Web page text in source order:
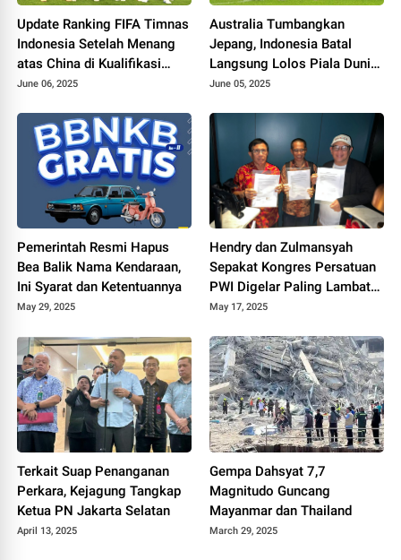
Update Ranking FIFA Timnas
Indonesia Setelah Menang
atas China di Kualifikasi
Piala Dunia 2026
June 06, 2025
Australia Tumbangkan
Jepang, Indonesia Batal
Langsung Lolos Piala Dunia
2026
June 05, 2025
Pemerintah Resmi Hapus
Bea Balik Nama Kendaraan,
Ini Syarat dan Ketentuannya
May 29, 2025
Hendry dan Zulmansyah
Sepakat Kongres Persatuan
PWI Digelar Paling Lambat
Agustus 2025
May 17, 2025
Terkait Suap Penanganan
Perkara, Kejagung Tangkap
Ketua PN Jakarta Selatan
April 13, 2025
Gempa Dahsyat 7,7
Magnitudo Guncang
Mayanmar dan Thailand
March 29, 2025